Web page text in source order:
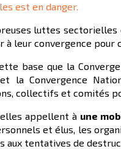
est en danger.
luttes sectorielles
à leur convergence pour
base que la
la Convergence
collectifs et comités
appellent à une
et élus, les
aux tentatives de